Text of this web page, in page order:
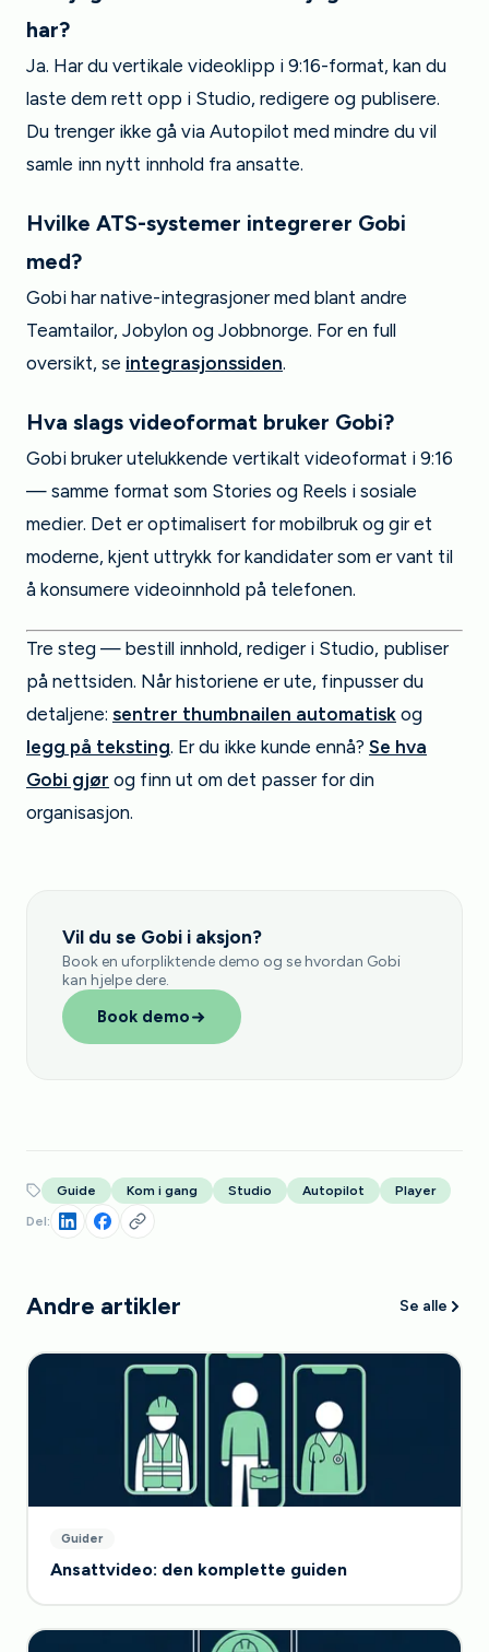
har?
Ja. Har du vertikale videoklipp i 9:16-format, kan du
laste dem rett opp i Studio, redigere og publisere.
Du trenger ikke gå via Autopilot med mindre du vil
samle inn nytt innhold fra ansatte.
Hvilke ATS-systemer integrerer Gobi
med?
Gobi har native-integrasjoner med blant andre
Teamtailor, Jobylon og Jobbnorge. For en full
oversikt, se integrasjonssiden.
Hva slags videoformat bruker Gobi?
Gobi bruker utelukkende vertikalt videoformat i 9:16
— samme format som Stories og Reels i sosiale
medier. Det er optimalisert for mobilbruk og gir et
moderne, kjent uttrykk for kandidater som er vant til
å konsumere videoinnhold på telefonen.
Tre steg — bestill innhold, rediger i Studio, publiser
på nettsiden. Når historiene er ute, finpusser du
detaljene: sentrer thumbnailen automatisk og
legg på teksting. Er du ikke kunde ennå? Se hva
Gobi gjør og finn ut om det passer for din
organisasjon.
Vil du se Gobi i aksjon?
Book en uforpliktende demo og se hvordan Gobi
kan hjelpe dere.
Book demo
Guide Kom i gang Studio Autopilot
Player
Del:
Andre artikler Se alle
Guider
Ansattvideo: den komplette guiden